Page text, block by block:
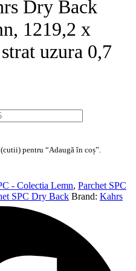
Dry Back
1219,2 x
uzura 0,7
pentru “Adaugă în coș”.
- Colectia Lemn, Parchet SPC
SPC Dry Back Brand: Kahrs